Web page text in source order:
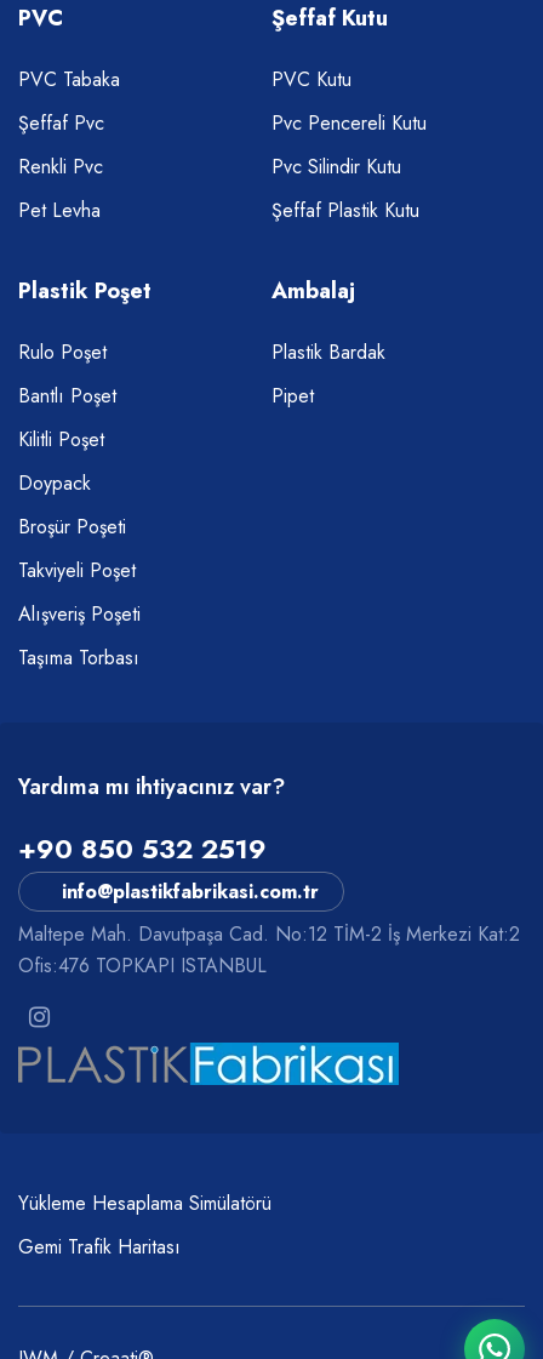
PVC
PVC Tabaka
Şeffaf Pvc
Renkli Pvc
Pet Levha
Şeffaf Kutu
PVC Kutu
Pvc Pencereli Kutu
Pvc Silindir Kutu
Şeffaf Plastik Kutu
Plastik Poşet
Rulo Poşet
Bantlı Poşet
Kilitli Poşet
Doypack
Broşür Poşeti
Takviyeli Poşet
Alışveriş Poşeti
Taşıma Torbası
Ambalaj
Plastik Bardak
Pipet
Yardıma mı ihtiyacınız var?
+90 850 532 2519
info@plastikfabrikasi.com.tr
Maltepe Mah. Davutpaşa Cad. No:12 TİM-2 İş Merkezi Kat:2
Ofis:476 TOPKAPI ISTANBUL
Yükleme Hesaplama Simülatörü
Gemi Trafik Haritası